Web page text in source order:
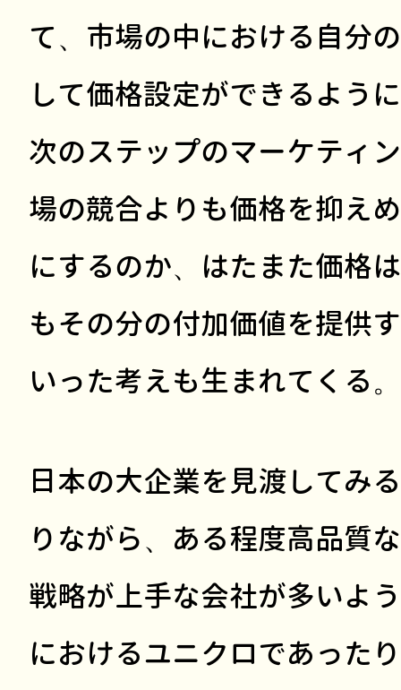
て、市場の中における自分
して価格設定ができるよう
次のステップのマーケティ
場の競合よりも価格を抑え
にするのか、はたまた価格
もその分の付加価値を提供
いった考えも生まれてくる。
日本の大企業を見渡してみ
りながら、ある程度高品質
戦略が上手な会社が多いよ
におけるユニクロであった